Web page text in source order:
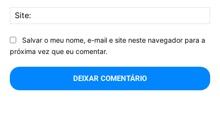
Salvar o meu nome, e-mail e site neste navegador para a
próxima vez que eu comentar.